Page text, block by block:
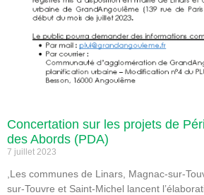
Concertation sur les projets de
des Abords (PDA)
7 juillet 2023
,Les communes de Linars, Magnac-sur-
sur-Touvre et Saint-Michel lancent